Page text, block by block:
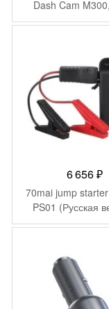
Dash Cam
6 656₽
70mai jump
PS01 (Русская